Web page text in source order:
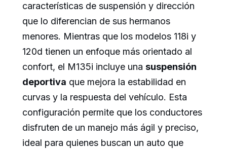
características de suspensión y dirección
que lo diferencian de sus hermanos
menores. Mientras que los modelos 118i y
120d tienen un enfoque más orientado al
confort, el M135i incluye una suspensión
deportiva que mejora la estabilidad en
curvas y la respuesta del vehículo. Esta
configuración permite que los conductores
disfruten de un manejo más ágil y preciso,
ideal para quienes buscan un auto que